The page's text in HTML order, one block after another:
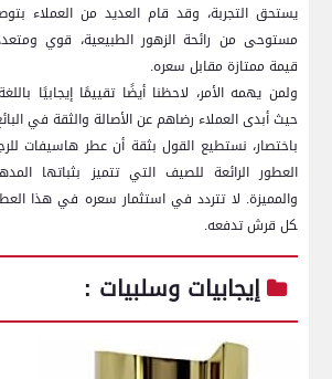
يستحق التجربة، وقد قام العديد من العملاء
مستوحى ⁤من رائحة الزهور‌ الطبيعية، قوي
قيمة ممتازة مقابل سعره.
ولمن يهمه الأمر،⁣ لاحظنا أيضًا تقييمًا إيجابيًا
حيث أبدى العملاء رضاهم عن الأصالة والثقة في
باختصار، نستطيع القول بثقة أن عطر‌ هاسيفات
العطور الرائعة للصيف التي تتميز بثباتها
والمميزة. لا⁣ تتردد في​ استثمار⁤ سعره في هذا
‍كل قرش تدفعه.⁢
إيجابيات ⁢وسلبيات :